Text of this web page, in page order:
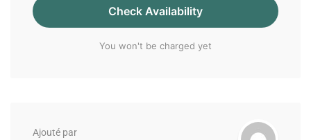
Check Availability
You won't be charged yet
Ajouté par